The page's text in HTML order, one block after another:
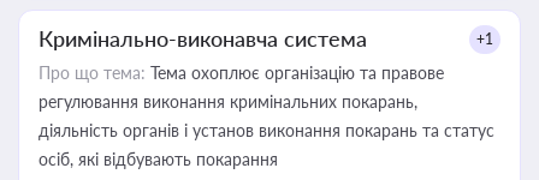
Кримінально-виконавча система +1
Про що тема: Тема охоплює організацію та правове
регулювання виконання кримінальних покарань,
діяльність органів і установ виконання покарань та статус
осіб, які відбувають покарання